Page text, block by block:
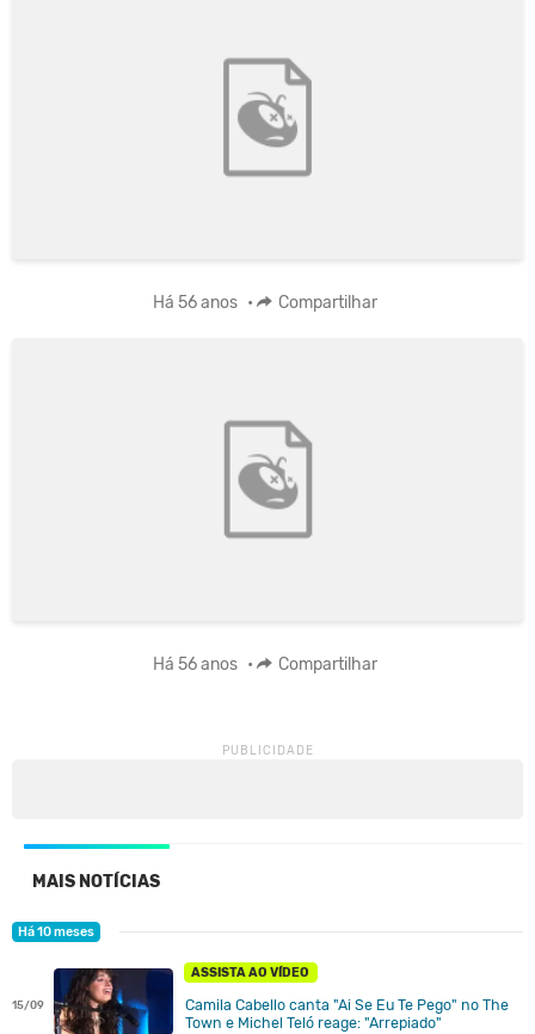
Há 56 anos • Compartilhar
Há 56 anos • Compartilhar
MAIS NOTÍCIAS
Há 10 meses
15/09
ASSISTA AO VÍDEO
Camila Cabello canta "Ai Se Eu Te Pego" no The
Town e Michel Teló reage: "Arrepiado"